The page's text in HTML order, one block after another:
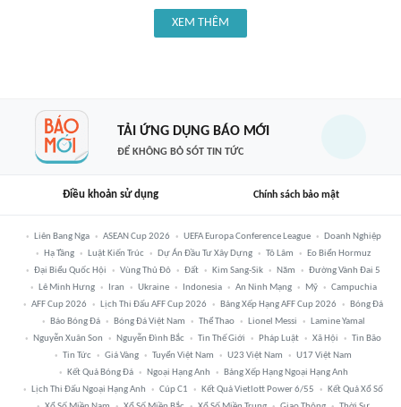
XEM THÊM
TẢI ỨNG DỤNG BÁO MỚI
ĐỂ KHÔNG BỎ SÓT TIN TỨC
Điều khoản sử dụng Chính sách bảo mật
Liên Bang Nga ASEAN Cup 2026 UEFA Europa Conference League
Doanh Nghiệp
Hạ Tầng
Luật Kiến Trúc Dự Án Đầu Tư Xây Dựng Tô Lâm
Eo Biển Hormuz
Đại Biểu Quốc Hội
Vùng Thủ Đô Đất Kim Sang-Sik Năm
Đường Vành Đai 5
Lê Minh Hưng
Iran Ukraine Indonesia An Ninh Mạng Mỹ
Campuchia
AFF Cup 2026
Lịch Thi Đấu AFF Cup 2026 Bảng Xếp Hạng AFF Cup 2026
Bóng Đá
Báo Bóng Đá
Bóng Đá Việt Nam Thể Thao Lionel Messi
Lamine Yamal
Nguyễn Xuân Son
Nguyễn Đình Bắc Tin Thế Giới Pháp Luật Xã Hội
Tin Bão
Tin Tức
Giá Vàng Tuyển Việt Nam U23 Việt Nam
U17 Việt Nam
Kết Quả Bóng Đá
Ngoại Hạng Anh
Bảng Xếp Hạng Ngoại Hạng Anh
Lịch Thi Đấu Ngoại Hạng Anh
Cúp C1 Kết Quả Vietlott Power 6/55
Kết Quả Xổ Số